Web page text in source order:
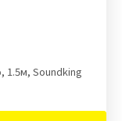
1.5м, Soundking